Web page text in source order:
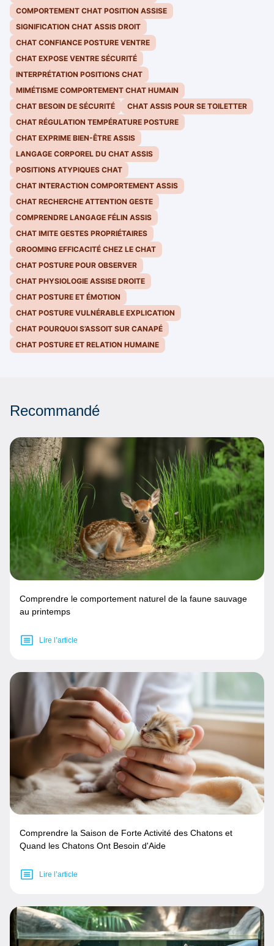
COMPORTEMENT CHAT POSITION ASSISE
SIGNIFICATION CHAT ASSIS DROIT
CHAT CONFIANCE POSTURE VENTRE
CHAT EXPOSE VENTRE SÉCURITÉ
INTERPRÉTATION POSITIONS CHAT
MIMÉTISME COMPORTEMENT CHAT HUMAIN
CHAT BESOIN DE SÉCURITÉ
CHAT ASSIS POUR SE TOILETTER
CHAT RÉGULATION TEMPÉRATURE POSTURE
CHAT EXPRIME BIEN-ÊTRE ASSIS
LANGAGE CORPOREL DU CHAT ASSIS
POSITIONS ATYPIQUES CHAT
CHAT INTERACTION COMPORTEMENT ASSIS
CHAT RECHERCHE ATTENTION GESTE
COMPRENDRE LANGAGE FÉLIN ASSIS
CHAT IMITE GESTES PROPRIÉTAIRES
GROOMING EFFICACITÉ CHEZ LE CHAT
CHAT POSTURE POUR OBSERVER
CHAT PHYSIOLOGIE ASSISE DROITE
CHAT POSTURE ET ÉMOTION
CHAT POSTURE VULNÉRABLE EXPLICATION
CHAT POURQUOI S’ASSOIT SUR CANAPÉ
CHAT POSTURE ET RELATION HUMAINE
Recommandé
Comprendre le comportement naturel de la faune sauvage
au printemps
Lire l’article
Comprendre la Saison de Forte Activité des Chatons et
Quand les Chatons Ont Besoin d'Aide
Lire l’article